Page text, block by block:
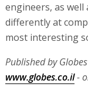
engineers, as
differently at
most interesting
Published by
www.globes.co.il-